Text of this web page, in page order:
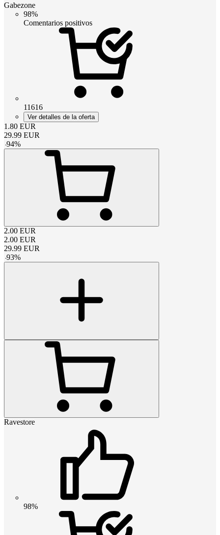
Gabezone
98%
Comentarios positivos
11616
Ver detalles de la oferta
1.80 EUR
29.99 EUR
-94%
2.00 EUR
2.00 EUR
29.99 EUR
-93%
Ravestore
98%